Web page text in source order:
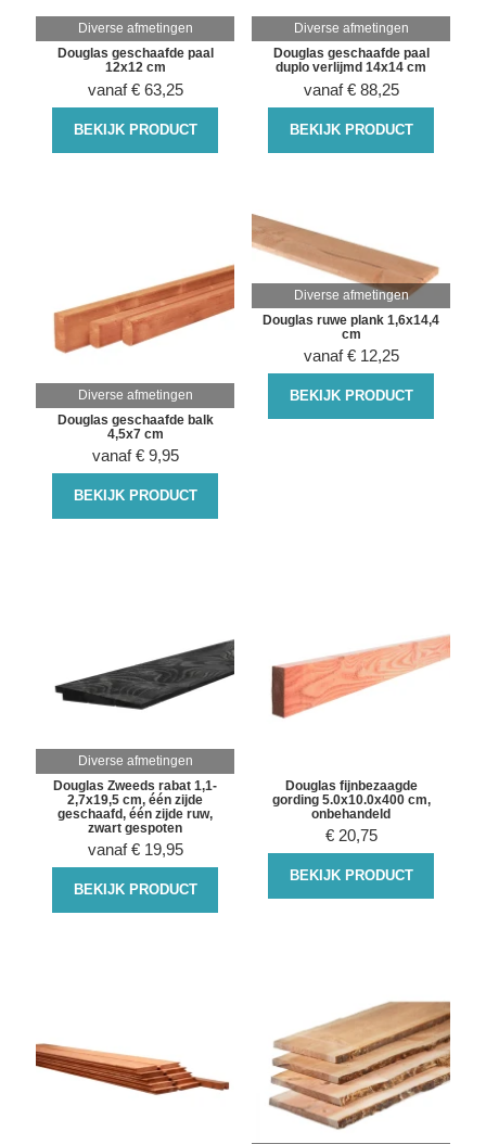
Diverse afmetingen
Douglas geschaafde paal
12x12 cm
vanaf € 63,25
BEKIJK PRODUCT
Diverse afmetingen
Douglas geschaafde paal
duplo verlijmd 14x14 cm
vanaf € 88,25
BEKIJK PRODUCT
Diverse afmetingen
Douglas geschaafde balk
4,5x7 cm
vanaf € 9,95
BEKIJK PRODUCT
Diverse afmetingen
Douglas ruwe plank 1,6x14,4
cm
vanaf € 12,25
BEKIJK PRODUCT
Diverse afmetingen
Douglas Zweeds rabat 1,1-
2,7x19,5 cm, één zijde
geschaafd, één zijde ruw,
zwart gespoten
vanaf € 19,95
BEKIJK PRODUCT
Douglas fijnbezaagde
gording 5.0x10.0x400 cm,
onbehandeld
€ 20,75
BEKIJK PRODUCT